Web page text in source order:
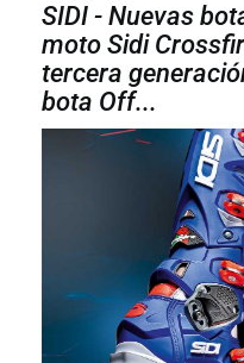
SIDI - Nuevas
moto Sidi
tercera
bota Off...